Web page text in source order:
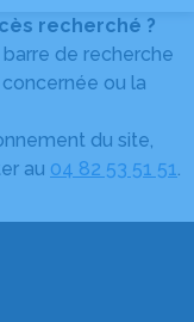
recherché ?
de recherche
ou la
du site,
au 04 82 53 51 51.